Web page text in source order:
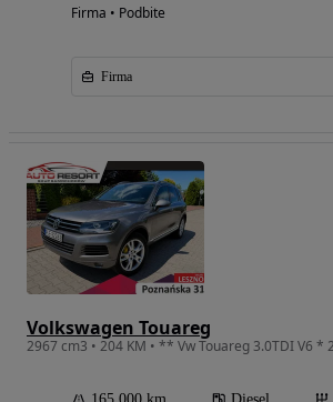
Firma • Podbite
Firma
Volkswagen Touareg